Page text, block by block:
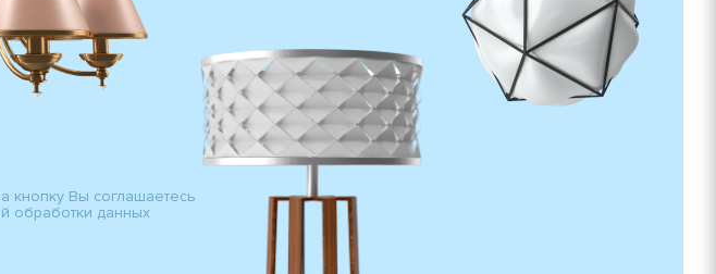
кнопку Вы соглашаетесь
обработки данных